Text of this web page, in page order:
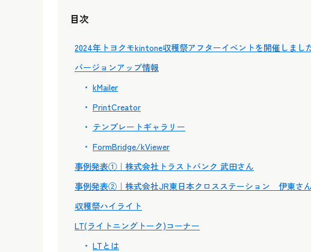
目次
2024年トヨクモkintone収穫祭アフターイベントを開催しまし
バージョンアップ情報
kMailer
PrintCreator
テンプレートギャラリー
FormBridge/kViewer
事例発表①｜株式会社トラストバンク 武田さん
事例発表②｜株式会社JR東日本クロスステーション 伊東さん
収穫祭ハイライト
LT(ライトニングトーク)コーナー
LTとは